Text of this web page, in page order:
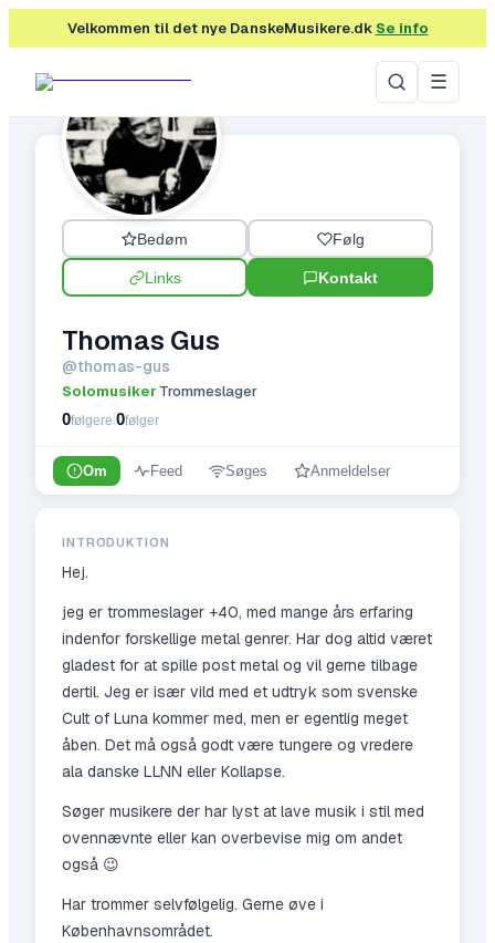
Velkommen til det nye DanskeMusikere.dk Se info
☰
Bedøm Følg
Links Kontakt
Thomas Gus
@thomas-gus
Solomusiker·Trommeslager
0følgere 0følger
Om Feed Søges Anmeldelser
INTRODUKTION
Hej.
jeg er trommeslager +40, med mange års erfaring
indenfor forskellige metal genrer. Har dog altid været
gladest for at spille post metal og vil gerne tilbage
dertil. Jeg er især vild med et udtryk som svenske
Cult of Luna kommer med, men er egentlig meget
åben. Det må også godt være tungere og vredere
ala danske LLNN eller Kollapse.
Søger musikere der har lyst at lave musik i stil med
ovennævnte eller kan overbevise mig om andet
også 😉
Har trommer selvfølgelig. Gerne øve i
Københavnsområdet.